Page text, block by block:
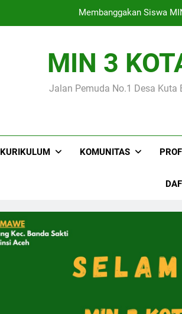
Membanggakan Siswa
Kegiatan Supervisi
MIN 3
Jalan Pemuda No.1 Desa
KURIKULUM KOMUNITAS